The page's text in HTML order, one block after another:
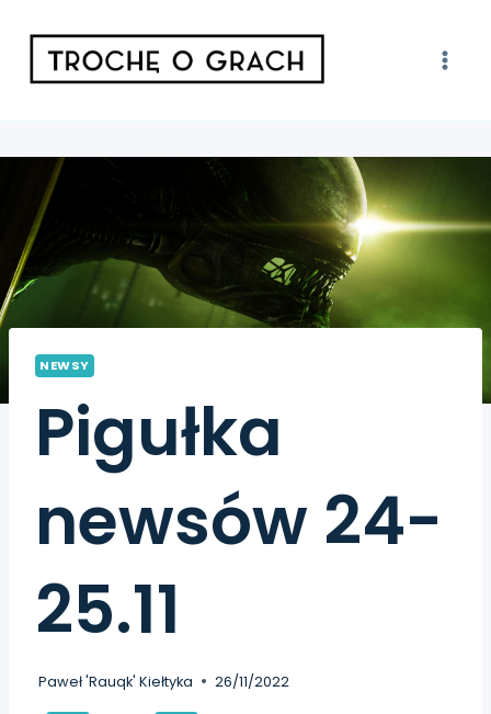
NEWSY
Pigułka
newsów 24-
25.11
Paweł 'Rauqk' Kiełtyka 26/11/2022